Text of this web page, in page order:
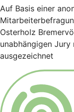
Auf Basis einer
Osterholz
unabhängigen
ausgezeichnet